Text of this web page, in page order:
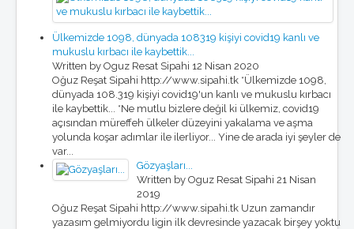
Ülkemizde 1098, dünyada 108319 kişiyi covid19 kanlı ve
mukuslu kırbacı ile kaybettik...
Written by Oguz Resat Sipahi 12 Nisan 2020
Oğuz Reşat Sipahi http://www.sipahi.tk *Ülkemizde 1098,
dünyada 108.319 kişiyi covid19'un kanlı ve mukuslu kırbacı
ile kaybettik... *Ne mutlu bizlere değil ki ülkemiz, covid19
açısından müreffeh ülkeler düzeyini yakalama ve aşma
yolunda koşar adımlar ile ilerliyor... Yine de arada iyi şeyler de
var...
Gözyaşları...
Written by Oguz Resat Sipahi 21 Nisan
2019
Oğuz Reşat Sipahi http://www.sipahi.tk Uzun zamandır
yazasım gelmiyordu ligin ilk devresinde yazacak birşey yoktu